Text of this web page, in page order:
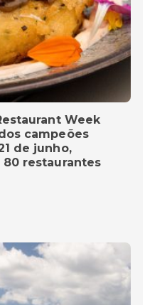
Week
campeões
de junho,
restaurantes